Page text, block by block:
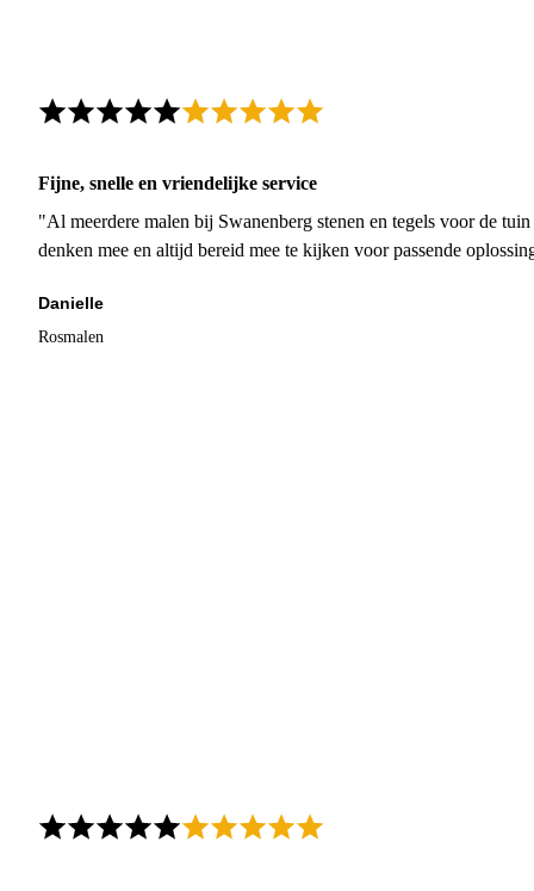
Fijne, snelle en vriendelijke service
"Al meerdere malen bij Swanenberg stenen en tegels voor de
denken mee en altijd bereid mee te kijken voor passende
Danielle
Rosmalen